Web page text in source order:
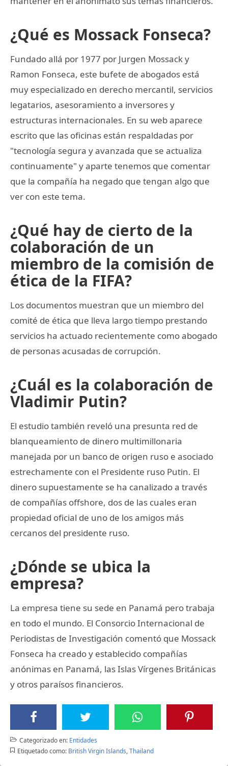
¿Qué es Mossack Fonseca?
Fundado allá por 1977 por Jurgen Mossack y
Ramon Fonseca, este bufete de abogados está
muy especializado en derecho mercantil, servicios
legatarios, asesoramiento a inversores y
estructuras internacionales. En su web aparece
escrito que las oficinas están respaldadas por
"tecnología segura y avanzada que se actualiza
continuamente" y aparte tenemos que comentar
que la compañía ha negado que tengan algo que
ver con este tema.
¿Qué hay de cierto de la
colaboración de un
miembro de la comisión de
ética de la FIFA?
Los documentos muestran que un miembro del
comité de ética que lleva largo tiempo prestando
servicios ha actuado recientemente como abogado
de personas acusadas de corrupción.
¿Cuál es la colaboración de
Vladimir Putin?
El estudio también reveló una presunta red de
blanqueamiento de dinero multimillonaria
manejada por un banco de origen ruso e asociado
estrechamente con el Presidente ruso Putin. El
dinero supuestamente se ha canalizado a través
de compañías offshore, dos de las cuales eran
propiedad oficial de uno de los amigos más
cercanos del presidente ruso.
¿Dónde se ubica la
empresa?
La empresa tiene su sede en Panamá pero trabaja
en todo el mundo. El Consorcio Internacional de
Periodistas de Investigación comentó que Mossack
Fonseca ha creado y establecido compañías
anónimas en Panamá, las Islas Vírgenes Británicas
y otros paraísos financieros.
Categorizado en: Entidades
Etiquetado como: British Virgin Islands,Thailand